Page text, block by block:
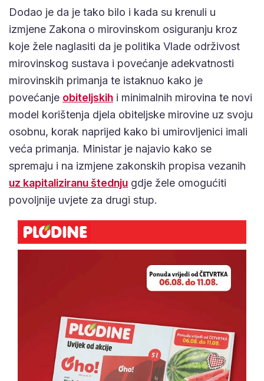
Dodao je da je tako bilo i kada su krenuli u
izmjene Zakona o mirovinskom osiguranju kroz
koje žele naglasiti da je politika Vlade održivost
mirovinskog sustava i povećanje adekvatnosti
mirovinskih primanja te istaknuo kako je
povećanje obiteljskih i minimalnih mirovina te novi
model korištenja djela obiteljske mirovine uz svoju
osobnu, korak naprijed kako bi umirovljenici imali
veća primanja. Ministar je najavio kako se
spremaju i na izmjene zakonskih propisa vezanih
uz kapitaliziranu štednju gdje žele omogućiti
povoljnije uvjete za drugi stup.